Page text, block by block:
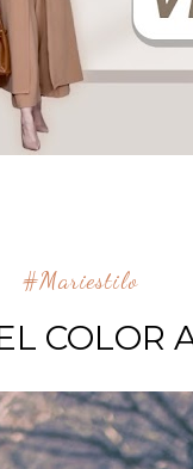
#mariestilo
COLOR